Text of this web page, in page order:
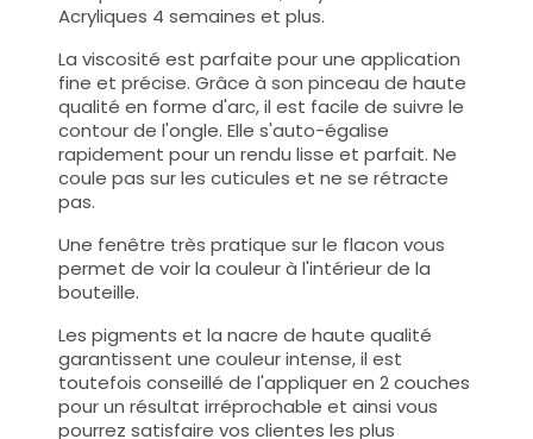
Acryliques 4 semaines et plus.
La viscosité est parfaite pour une application
fine et précise. Grâce à son pinceau de haute
qualité en forme d'arc, il est facile de suivre le
contour de l'ongle. Elle s'auto-égalise
rapidement pour un rendu lisse et parfait. Ne
coule pas sur les cuticules et ne se rétracte
pas.
Une fenêtre très pratique sur le flacon vous
permet de voir la couleur à l'intérieur de la
bouteille.
Les pigments et la nacre de haute qualité
garantissent une couleur intense, il est
toutefois conseillé de l'appliquer en 2 couches
pour un résultat irréprochable et ainsi vous
pourrez satisfaire vos clientes les plus